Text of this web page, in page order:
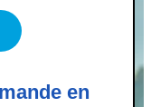
en